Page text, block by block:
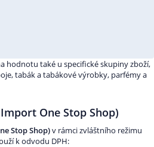
hodnotu také u specifické skupiny zboží,
tabák a tabákové výrobky, parfémy a
One Stop Shop)
Stop Shop)v rámci zvláštního režimu
k odvodu DPH: